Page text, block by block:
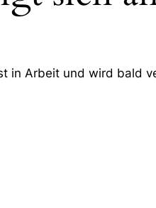
in Arbeit und wird bald